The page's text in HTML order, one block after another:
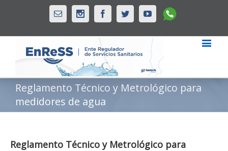
Email InstagramFacebookTwitterYoutubeWhatsapp
Reglamento Técnico y Metrológico para
medidores de agua
Reglamento Técnico y Metrológico para